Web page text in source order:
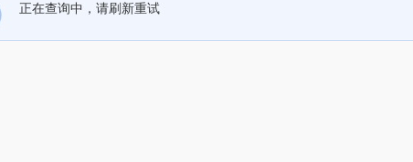
正在查询中，请刷新重试